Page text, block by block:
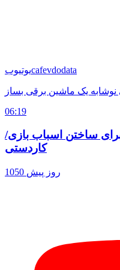
یوتیوبcafevdodata
یک ماشین برقی بساز
06:19
ساختن اسباب بازی/
کاردستی
1050 روز پیش